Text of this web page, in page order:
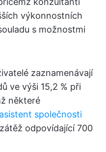
výkonnostních
s možnostmi
zaznamenávají
ve výši 15,2 % při
některé
společnosti
odpovídající 700